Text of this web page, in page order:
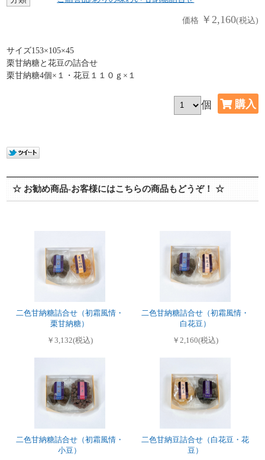
価格 ￥2,160(税込)
サイズ153×105×45
栗甘納糖と花豆の詰合せ
栗甘納糖4個×１・花豆１１０ｇ×１
個
☆ お勧め商品-お客様にはこちらの商品もどうぞ！ ☆
二色甘納糖詰合せ（初霜風情・
栗甘納糖）
￥3,132(税込)
二色甘納糖詰合せ（初霜風情・
白花豆）
￥2,160(税込)
二色甘納糖詰合せ（初霜風情・
小豆）
二色甘納豆詰合せ（白花豆・花
豆）